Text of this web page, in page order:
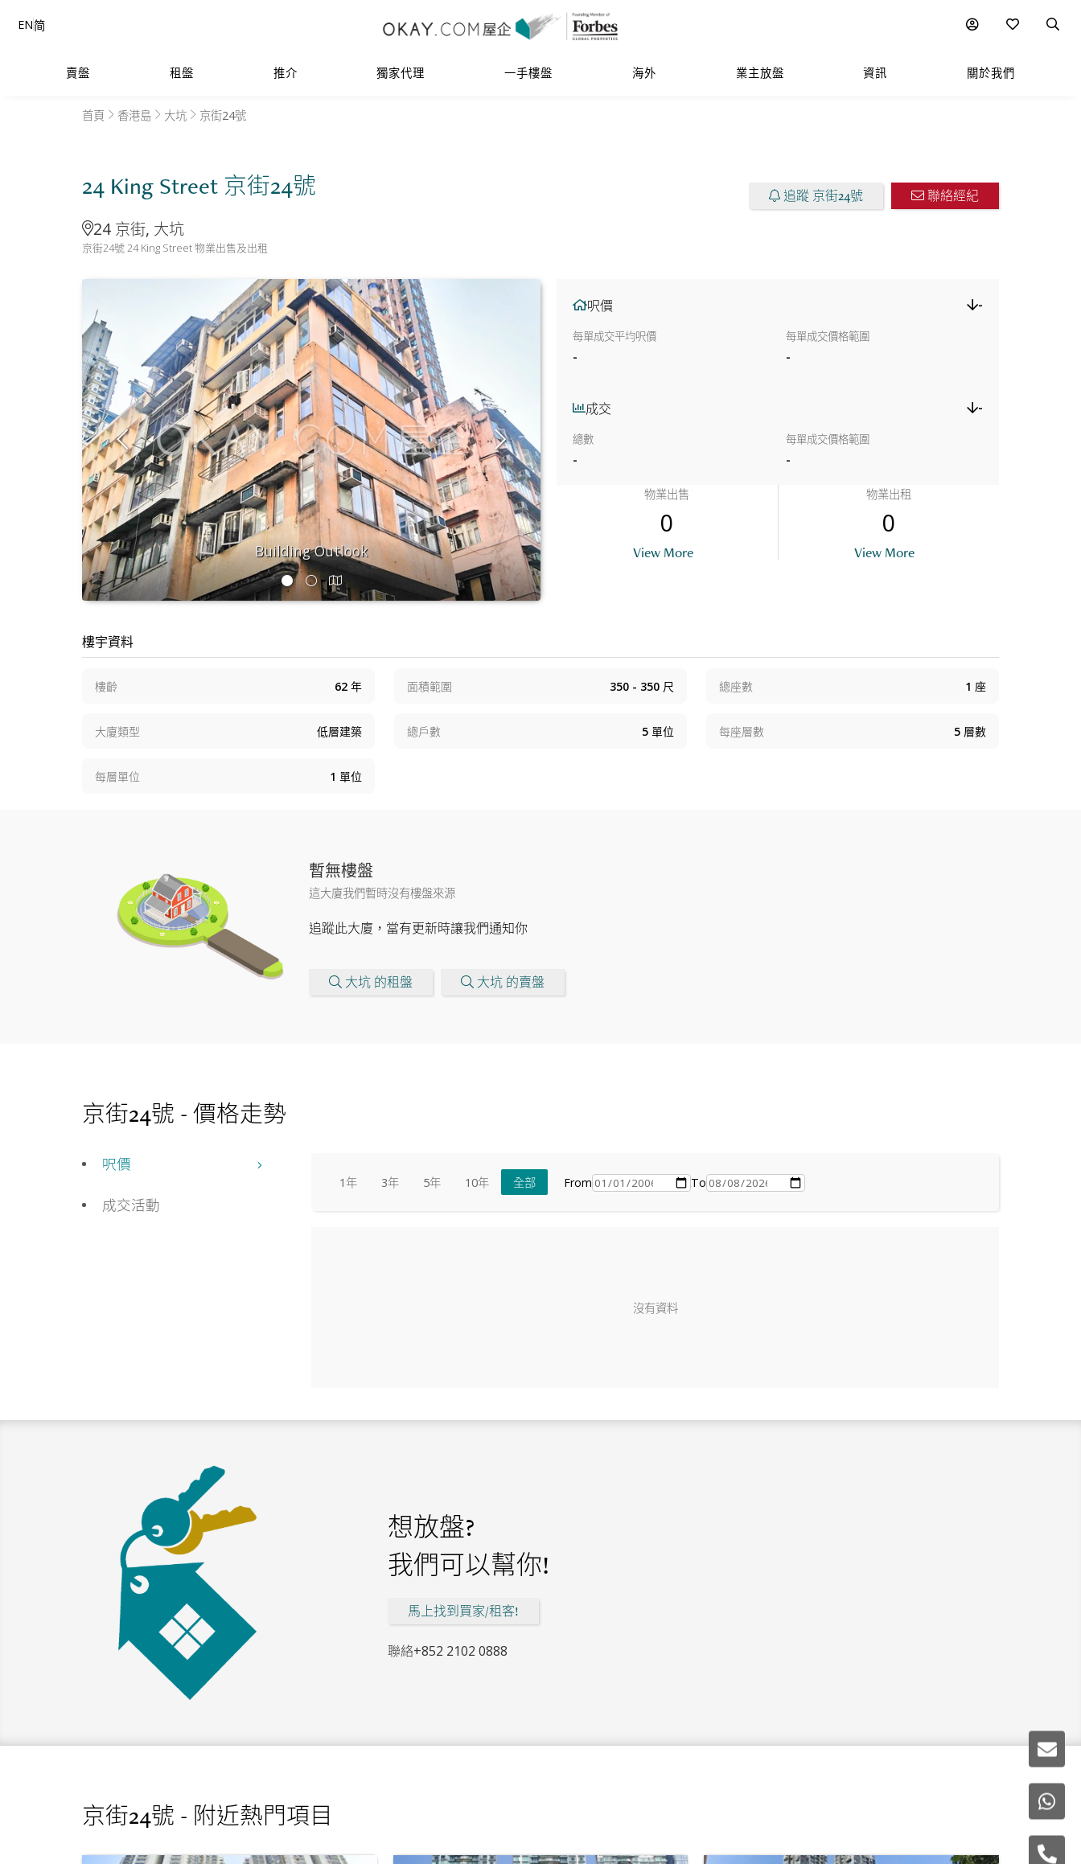
賣盤 租盤 推介 獨家代理 一手樓盤 海外 業主放盤 資訊 關於我們
EN简 附近熱門項目
首頁 香港島 大坑 京街24號
24 King Street 京街24號
24 京街, 大坑
追蹤 京街24號 聯絡經紀
京街24號 24 King Street 物業出售及出租
Building Outlook Building Outlook - King Street Side
呎價 -
每單成交平均呎價
-
每單成交價格範圍
-
成交 -
總數
-
每單成交價格範圍
-
物業出售
0
View More
物業出租
0
View More
樓宇資料
樓齡 62 年 面積範圍 350 - 350 尺 總座數 1 座
大廈類型 低層建築 總戶數 5 單位 每座層數 5 層數
每層單位 1 單位
暫無樓盤
這大廈我們暫時沒有樓盤來源
追蹤此大廈，當有更新時讓我們通知你
大坑 的租盤 大坑 的賣盤
京街24號 - 價格走勢
呎價
成交活動
1年 3年 5年 10年 全部 From To
沒有資料
想放盤?
我們可以幫你!
馬上找到買家/租客!
聯絡+852 2102 0888
京街24號 - 附近熱門項目